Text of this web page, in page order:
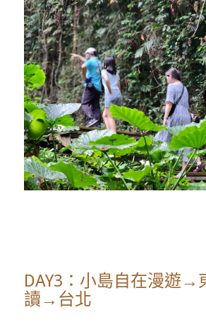
DAY3：小島自在漫遊→
讀→台北